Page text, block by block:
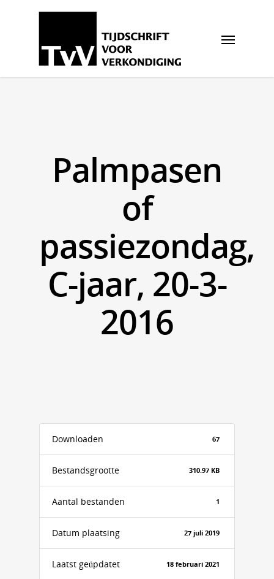
Palmpasen
of
passiezondag,
C-jaar, 20-3-
2016
Downloaden 67
Bestandsgrootte 310.97 KB
Aantal bestanden 1
Datum plaatsing 27 juli 2019
Laatst geüpdatet 18 februari 2021